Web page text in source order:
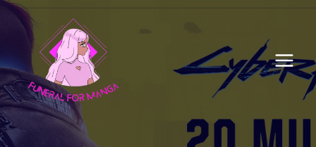
Skip
content